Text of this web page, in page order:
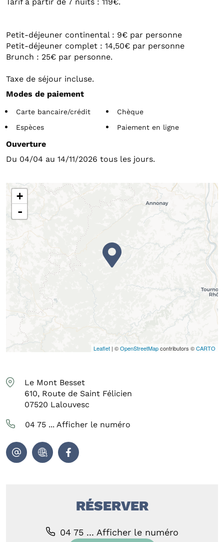
Tarif à partir de 7 nuits : 119€.
Petit-déjeuner continental : 9€ par personne
Petit-déjeuner complet : 14,50€ par personne
Brunch : 25€ par personne.
Taxe de séjour incluse.
Modes de paiement
Carte bancaire/crédit
Chèque
Espèces
Paiement en ligne
Ouverture
Du 04/04 au 14/11/2026 tous les jours.
+
-
Leaflet | ©OpenStreetMapcontributors ©CARTO
Le Mont Besset
610, Route de Saint Félicien
07520 Lalouvesc
04 75 ... Afficher le numéro
RÉSERVER
04 75 ... Afficher le numéro